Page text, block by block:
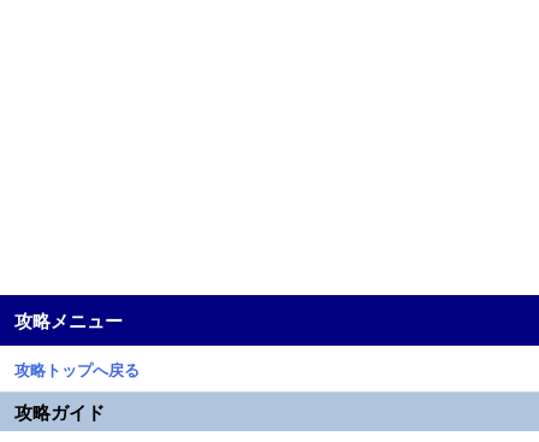
攻略メニュー
攻略トップへ戻る
攻略ガイド